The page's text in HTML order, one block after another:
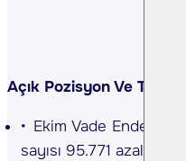
Açık Pozisyon Ve Takas
Ekim Vade Endeks
sayısı 95.771 azalışla